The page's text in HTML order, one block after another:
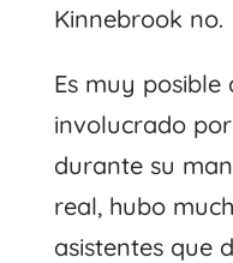
Kinnebrook no.
Es muy
involucrado
durante su
real, hubo
asistentes que